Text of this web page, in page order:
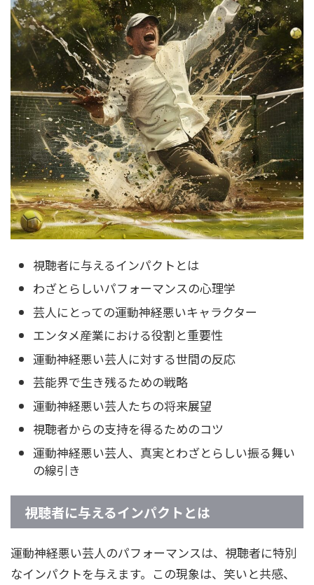
視聴者に与えるインパクトとは
わざとらしいパフォーマンスの心理学
芸人にとっての運動神経悪いキャラクター
エンタメ産業における役割と重要性
運動神経悪い芸人に対する世間の反応
芸能界で生き残るための戦略
運動神経悪い芸人たちの将来展望
視聴者からの支持を得るためのコツ
運動神経悪い芸人、真実とわざとらしい振る舞い
の線引き
視聴者に与えるインパクトとは
運動神経悪い芸人のパフォーマンスは、視聴者に特別
なインパクトを与えます。この現象は、笑いと共感、